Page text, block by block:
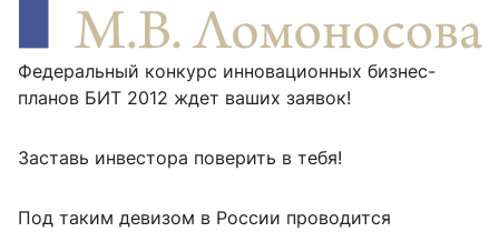
Федеральный конкурс инновационных бизнес-
планов БИТ 2012 ждет ваших заявок!
Заставь инвестора поверить в тебя!
Под таким девизом в России проводится